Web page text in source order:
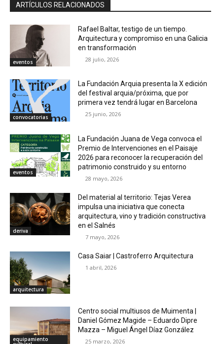
ARTÍCULOS RELACIONADOS
eventos
Rafael Baltar, testigo de un tiempo.
Arquitectura y compromiso en una Galicia
en transformación
28 julio, 2026
convocatorias
La Fundación Arquia presenta la X edición
del festival arquia/próxima, que por
primera vez tendrá lugar en Barcelona
25 junio, 2026
eventos
La Fundación Juana de Vega convoca el
Premio de Intervenciones en el Paisaje
2026 para reconocer la recuperación del
patrimonio construido y su entorno
28 mayo, 2026
deriva
Del material al territorio: Tejas Verea
impulsa una iniciativa que conecta
arquitectura, vino y tradición constructiva
en el Salnés
7 mayo, 2026
arquitectura
Casa Saiar | Castroferro Arquitectura
1 abril, 2026
equipamiento
Centro social multiusos de Muimenta |
Daniel Gómez Magide – Eduardo Dipre
Mazza – Miguel Ángel Díaz González
25 marzo, 2026